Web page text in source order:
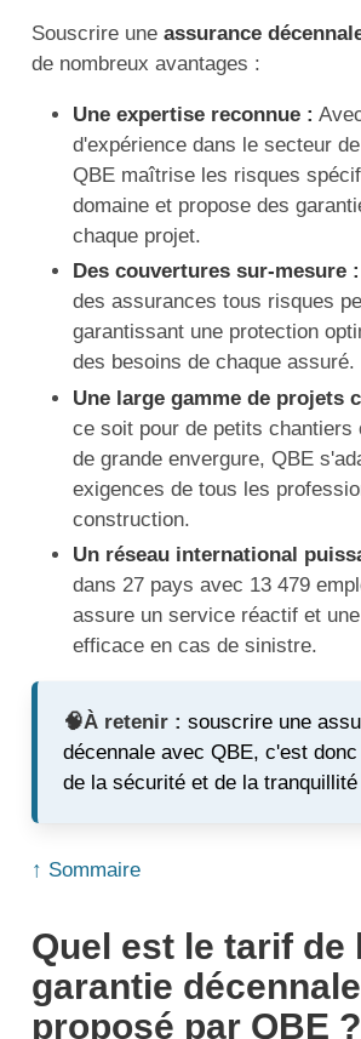
Souscrire une assurance
de nombreux avantages :
Une expertise reconnue :
d'expérience dans le secteur
QBE maîtrise les risques
domaine et propose des
chaque projet.
Des couvertures sur-mesure :
des assurances tous risques
garantissant une protection
des besoins de chaque assuré.
Une large gamme de projets
ce soit pour de petits chantiers
de grande envergure, QBE
exigences de tous les
construction.
Un réseau international
dans 27 pays avec 13 479
assure un service réactif et
efficace en cas de sinistre.
🧠À retenir : souscrire une
décennale avec QBE, c'est
de la sécurité et de la
↑ Sommaire
Quel est le tarif de
garantie décennale
proposé par QBE ?